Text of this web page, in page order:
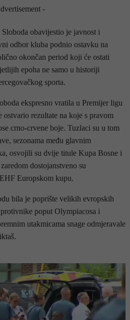
-
obavijestio je javnost i
odbor kluba podnio ostavku na
okončan period koji će ostati
epoha ne samo u historiji
sporta.
ekspresno vratila u Premijer ligu
rezultate na koje s pravom
crno-crvene boje. Tuzlaci su u tom
sezonama među glavnim
osvojili su dvije titule Kupa Bosne i
dostojanstveno su
Europskom kupu.
bila je poprište velikih evropskih
poput Olympiacosa i
utakmicama snage odmjeravale